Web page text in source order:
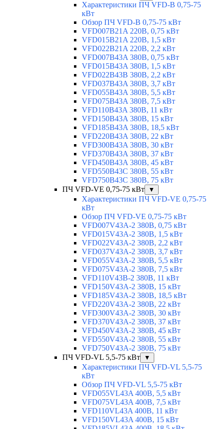
Характеристики ПЧ VFD-B 0,75-75
кВт
Обзор ПЧ VFD-B 0,75-75 кВт
VFD007B21A 220В, 0,75 кВт
VFD015B21A 220В, 1,5 кВт
VFD022B21A 220В, 2,2 кВт
VFD007B43A 380В, 0,75 кВт
VFD015B43A 380В, 1,5 кВт
VFD022B43B 380В, 2,2 кВт
VFD037B43A 380В, 3,7 кВт
VFD055В43A 380В, 5,5 кВт
VFD075B43A 380В, 7,5 кВт
VFD110B43A 380В, 11 кВт
VFD150B43A 380В, 15 кВт
VFD185B43A 380В, 18,5 кВт
VFD220B43A 380В, 22 кВт
VFD300B43A 380В, 30 кВт
VFD370B43A 380В, 37 кВт
VFD450B43A 380В, 45 кВт
VFD550B43C 380В, 55 кВт
VFD750B43C 380В, 75 кВт
ПЧ VFD-VE 0,75-75 кВт
▼
Характеристики ПЧ VFD-VE 0,75-75
кВт
Обзор ПЧ VFD-VE 0,75-75 кВт
VFD007V43A-2 380В, 0,75 кВт
VFD015V43A-2 380В, 1,5 кВт
VFD022V43A-2 380В, 2,2 кВт
VFD037V43A-2 380В, 3,7 кВт
VFD055V43A-2 380В, 5,5 кВт
VFD075V43A-2 380В, 7,5 кВт
VFD110V43B-2 380В, 11 кВт
VFD150V43A-2 380В, 15 кВт
VFD185V43A-2 380В, 18,5 кВт
VFD220V43A-2 380В, 22 кВт
VFD300V43A-2 380В, 30 кВт
VFD370V43A-2 380В, 37 кВт
VFD450V43A-2 380В, 45 кВт
VFD550V43A-2 380В, 55 кВт
VFD750V43A-2 380В, 75 кВт
ПЧ VFD-VL 5,5-75 кВт
▼
Характеристики ПЧ VFD-VL 5,5-75
кВт
Обзор ПЧ VFD-VL 5,5-75 кВт
VFD055VL43A 400В, 5,5 кВт
VFD075VL43A 400В, 7,5 кВт
VFD110VL43A 400В, 11 кВт
VFD150VL43A 400В, 15 кВт